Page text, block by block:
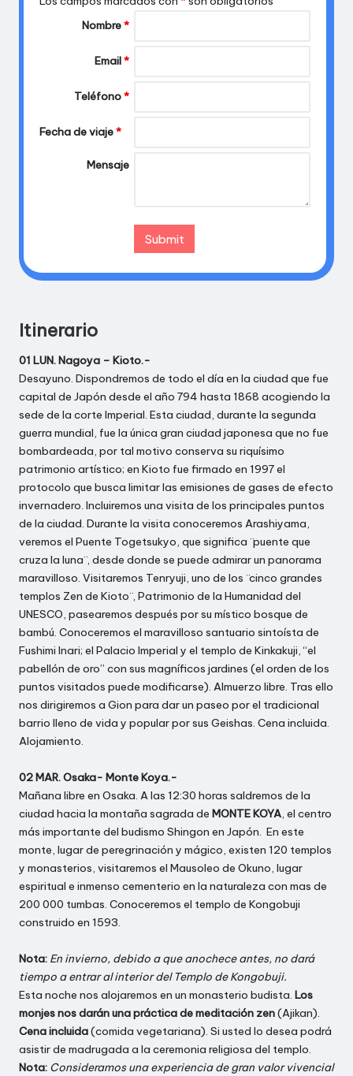
Nombre*
Email*
Teléfono*
Fecha de viaje*
Mensaje
Itinerario
01 LUN. Nagoya – Kioto.-
Desayuno. Dispondremos de todo el día en la ciudad que fue
capital de Japón desde el año 794 hasta 1868 acogiendo la
sede de la corte Imperial. Esta ciudad, durante la segunda
guerra mundial, fue la única gran ciudad japonesa que no fue
bombardeada, por tal motivo conserva su riquísimo
patrimonio artístico; en Kioto fue firmado en 1997 el
protocolo que busca limitar las emisiones de gases de efecto
invernadero. Incluiremos una visita de los principales puntos
de la ciudad. Durante la visita conoceremos Arashiyama,
veremos el Puente Togetsukyo, que significa ¨puente que
cruza la luna¨, desde donde se puede admirar un panorama
maravilloso. Visitaremos Tenryuji, uno de los ¨cinco grandes
templos Zen de Kioto¨, Patrimonio de la Humanidad del
UNESCO, pasearemos después por su místico bosque de
bambú. Conoceremos el maravilloso santuario sintoísta de
Fushimi Inari; el Palacio Imperial y el templo de Kinkakuji, “el
pabellón de oro” con sus magníficos jardines (el orden de los
puntos visitados puede modificarse). Almuerzo libre. Tras ello
nos dirigiremos a Gion para dar un paseo por el tradicional
barrio lleno de vida y popular por sus Geishas. Cena incluida.
Alojamiento.
02 MAR. Osaka- Monte Koya.-
Mañana libre en Osaka. A las 12:30 horas saldremos de la
ciudad hacia la montaña sagrada de MONTE KOYA, el centro
más importante del budismo Shingon en Japón. En este
monte, lugar de peregrinación y mágico, existen 120 templos
y monasterios, visitaremos el Mausoleo de Okuno, lugar
espiritual e inmenso cementerio en la naturaleza con mas de
200 000 tumbas. Conoceremos el templo de Kongobuji
construido en 1593.
Nota: En invierno, debido a que anochece antes, no dará
tiempo a entrar al interior del Templo de Kongobuji.
Esta noche nos alojaremos en un monasterio budista. Los
monjes nos darán una práctica de meditación zen(Ajikan).
Cena incluida(comida vegetariana). Si usted lo desea podrá
asistir de madrugada a la ceremonia religiosa del templo.
Nota: Consideramos una experiencia de gran valor vivencial